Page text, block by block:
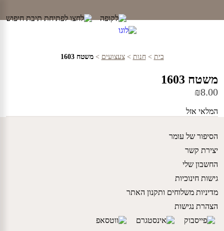
content
בית >חנות >צעצועים >משטח 1603
משטח 1603
₪8.00
המלאי אזל
הסיפור של עומר
יצירת קשר
החשבון שלי
גישות חינוכיות
מדיניות משלוחים ותקנון האתר
הצהרת נגישות